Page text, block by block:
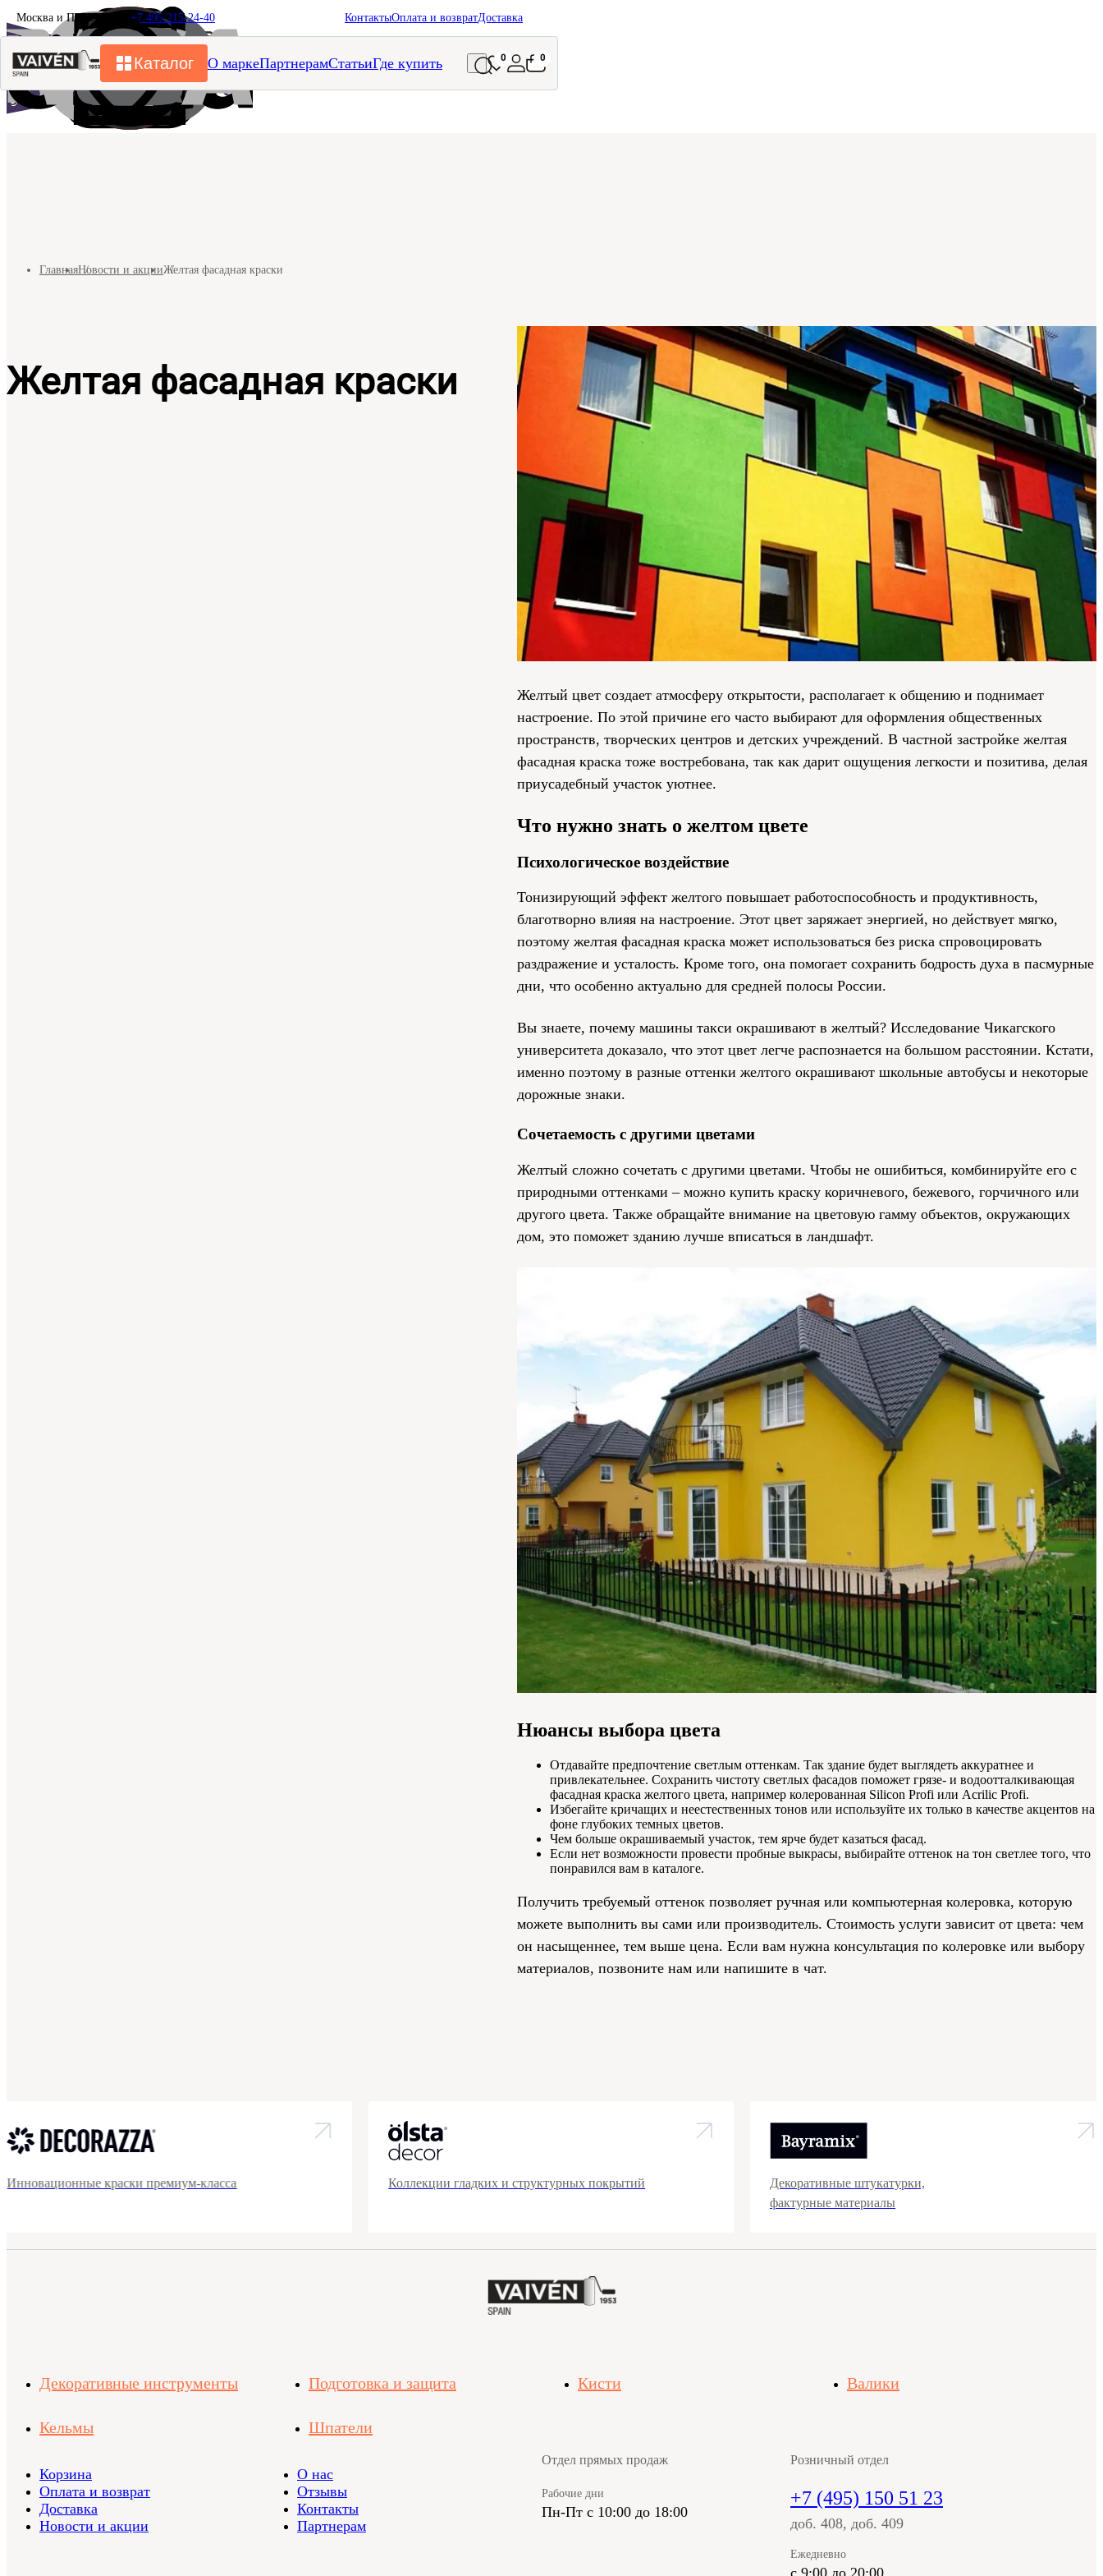
Москва и Подмосковье +7 495 215-24-40 КонтактыОплата и возвратДоставка
Каталог О маркеПартнерамСтатьиГде купить 0 0
ГлавнаяНовости и акцииЖелтая фасадная краски
Желтая фасадная краски
Желтый цвет создает атмосферу открытости, располагает к общению и поднимает
настроение. По этой причине его часто выбирают для оформления общественных
пространств, творческих центров и детских учреждений. В частной застройке желтая
фасадная краска тоже востребована, так как дарит ощущения легкости и позитива, делая
приусадебный участок уютнее.
Что нужно знать о желтом цвете
Психологическое воздействие
Тонизирующий эффект желтого повышает работоспособность и продуктивность,
благотворно влияя на настроение. Этот цвет заряжает энергией, но действует мягко,
поэтому желтая фасадная краска может использоваться без риска спровоцировать
раздражение и усталость. Кроме того, она помогает сохранить бодрость духа в пасмурные
дни, что особенно актуально для средней полосы России.
Вы знаете, почему машины такси окрашивают в желтый? Исследование Чикагского
университета доказало, что этот цвет легче распознается на большом расстоянии. Кстати,
именно поэтому в разные оттенки желтого окрашивают школьные автобусы и некоторые
дорожные знаки.
Сочетаемость с другими цветами
Желтый сложно сочетать с другими цветами. Чтобы не ошибиться, комбинируйте его с
природными оттенками – можно купить краску коричневого, бежевого, горчичного или
другого цвета. Также обращайте внимание на цветовую гамму объектов, окружающих
дом, это поможет зданию лучше вписаться в ландшафт.
Нюансы выбора цвета
Отдавайте предпочтение светлым оттенкам. Так здание будет выглядеть аккуратнее и
привлекательнее. Сохранить чистоту светлых фасадов поможет грязе- и водоотталкивающая
фасадная краска желтого цвета, например колерованная Silicon Profi или Acrilic Profi.
Избегайте кричащих и неестественных тонов или используйте их только в качестве акцентов на
фоне глубоких темных цветов.
Чем больше окрашиваемый участок, тем ярче будет казаться фасад.
Если нет возможности провести пробные выкрасы, выбирайте оттенок на тон светлее того, что
понравился вам в каталоге.
Получить требуемый оттенок позволяет ручная или компьютерная колеровка, которую
можете выполнить вы сами или производитель. Стоимость услуги зависит от цвета: чем
он насыщеннее, тем выше цена. Если вам нужна консультация по колеровке или выбору
материалов, позвоните нам или напишите в чат.
Инновационные краски премиум-класса Коллекции гладких и структурных покрытий
Декоративные штукатурки,
фактурные материалы
Декоративные инструменты Подготовка и защита Кисти Валики
Кельмы Шпатели
Корзина
Оплата и возврат
Доставка
Новости и акции
О нас
Отзывы
Контакты
Партнерам
Отдел прямых продаж
Рабочие дни
Пн-Пт с 10:00 до 18:00
Розничный отдел
+7 (495) 150 51 23
доб. 408, доб. 409
Ежедневно